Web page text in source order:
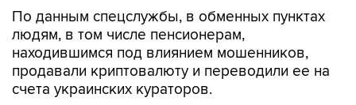
По данным спецслужбы, в обменных пунктах
людям, в том числе пенсионерам,
находившимся под влиянием мошенников,
продавали криптовалюту и переводили ее на
счета украинских кураторов.